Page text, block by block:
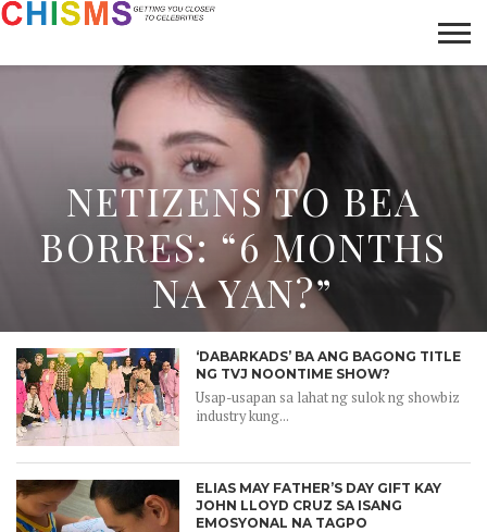
LIFESTYLE
GALLERY
ARTICLES
ABOUT
NETIZENS TO BEA
BORRES: “6 MONTHS
NA YAN?”
‘DABARKADS’ BA ANG BAGONG TITLE
NG TVJ NOONTIME SHOW?
Usap-usapan sa lahat ng sulok ng showbiz
industry kung...
ELIAS MAY FATHER’S DAY GIFT KAY
JOHN LLOYD CRUZ SA ISANG
EMOSYONAL NA TAGPO